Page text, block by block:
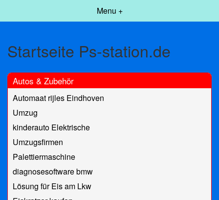
Menu +
Startseite Ps-station.de
Autos & Zubehör
Automaat rijles Eindhoven
Umzug
kinderauto Elektrische
Umzugsfirmen
Palettiermaschine
diagnosesoftware bmw
Lösung für Eis am Lkw